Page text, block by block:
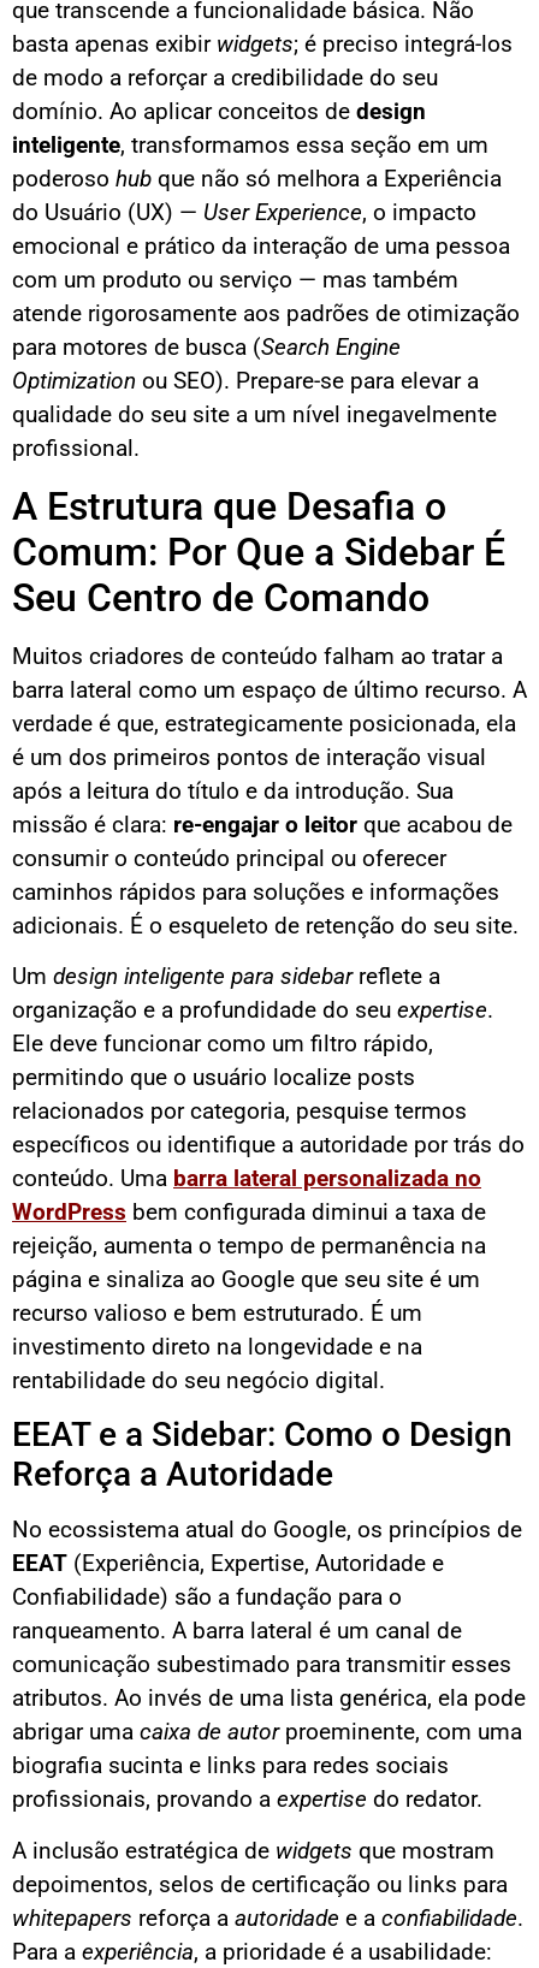
que transcende a funcionalidade básica. Não
basta apenas exibir widgets; é preciso integrá-los
de modo a reforçar a credibilidade do seu
domínio. Ao aplicar conceitos de design
inteligente, transformamos essa seção em um
poderoso hub que não só melhora a Experiência
do Usuário (UX) — User Experience, o impacto
emocional e prático da interação de uma pessoa
com um produto ou serviço — mas também
atende rigorosamente aos padrões de otimização
para motores de busca (Search Engine
Optimization ou SEO). Prepare-se para elevar a
qualidade do seu site a um nível inegavelmente
profissional.
A Estrutura que Desafia o
Comum: Por Que a Sidebar É
Seu Centro de Comando
Muitos criadores de conteúdo falham ao tratar a
barra lateral como um espaço de último recurso. A
verdade é que, estrategicamente posicionada, ela
é um dos primeiros pontos de interação visual
após a leitura do título e da introdução. Sua
missão é clara: re-engajar o leitor que acabou de
consumir o conteúdo principal ou oferecer
caminhos rápidos para soluções e informações
adicionais. É o esqueleto de retenção do seu site.
Um design inteligente para sidebarreflete a
organização e a profundidade do seu expertise.
Ele deve funcionar como um filtro rápido,
permitindo que o usuário localize posts
relacionados por categoria, pesquise termos
específicos ou identifique a autoridade por trás do
conteúdo. Uma barra lateral personalizada no
WordPress bem configurada diminui a taxa de
rejeição, aumenta o tempo de permanência na
página e sinaliza ao Google que seu site é um
recurso valioso e bem estruturado. É um
investimento direto na longevidade e na
rentabilidade do seu negócio digital.
EEAT e a Sidebar: Como o Design
Reforça a Autoridade
No ecossistema atual do Google, os princípios de
EEAT (Experiência, Expertise, Autoridade e
Confiabilidade) são a fundação para o
ranqueamento. A barra lateral é um canal de
comunicação subestimado para transmitir esses
atributos. Ao invés de uma lista genérica, ela pode
abrigar uma caixa de autorproeminente, com uma
biografia sucinta e links para redes sociais
profissionais, provando a expertise do redator.
A inclusão estratégica de widgets que mostram
depoimentos, selos de certificação ou links para
whitepapers reforça a autoridade e a confiabilidade.
Para a experiência, a prioridade é a usabilidade: